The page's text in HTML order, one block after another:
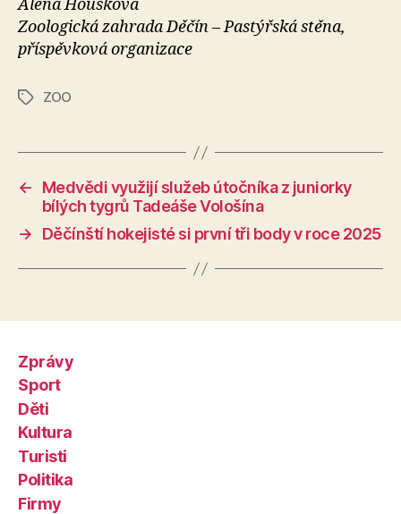
Alena Houšková
Zoologická zahrada Děčín – Pastýřská stěna,
příspěvková organizace
ŠtítkyZOO
←
Medvědi využijí služeb útočníka z juniorky
bílých tygrů Tadeáše Vološína
→
Děčínští hokejisté si první tři body v roce 2025
Zprávy
Sport
Děti
Kultura
Turisti
Politika
Firmy